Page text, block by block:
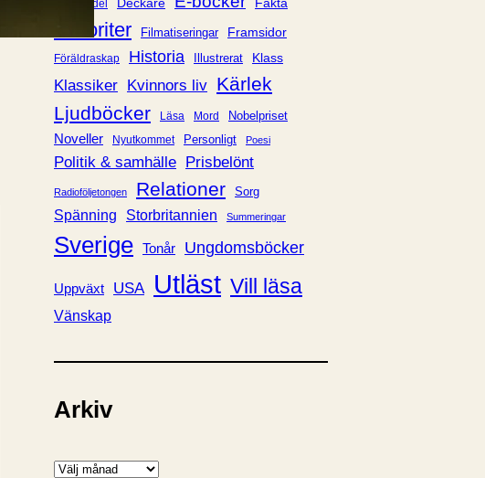
r
Bokhandel
Favoriter Filmatiseringar Framsidor
Föräldraskap Historia Illustrerat Klass
Klassiker Kvinnors liv Kärlek
Ljudböcker
Läsa Mord Nobelpriset
Noveller Nyutkommet Personligt Poesi
Politik & samhälle Prisbelönt
Radioföljetongen Relationer Sorg
Spänning Storbritannien Summeringar
Sverige Tonår Ungdomsböcker
Uppväxt USA Utläst Vill läsa
Vänskap
Arkiv
A